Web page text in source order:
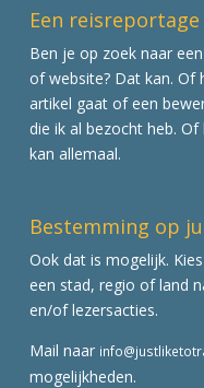
Een reisreportage
Ben je op zoek naar
of website? Dat kan. Of
artikel gaat of een
die ik al bezocht heb.
kan allemaal.
Bestemming op
Ook dat is mogelijk.
een stad, regio of land
en/of lezersacties.
Mail naar
mogelijkheden.